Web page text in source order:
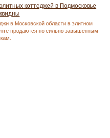
коттеджей в Подмосковье
в Московской области в элитном
продаются по сильно завышенным